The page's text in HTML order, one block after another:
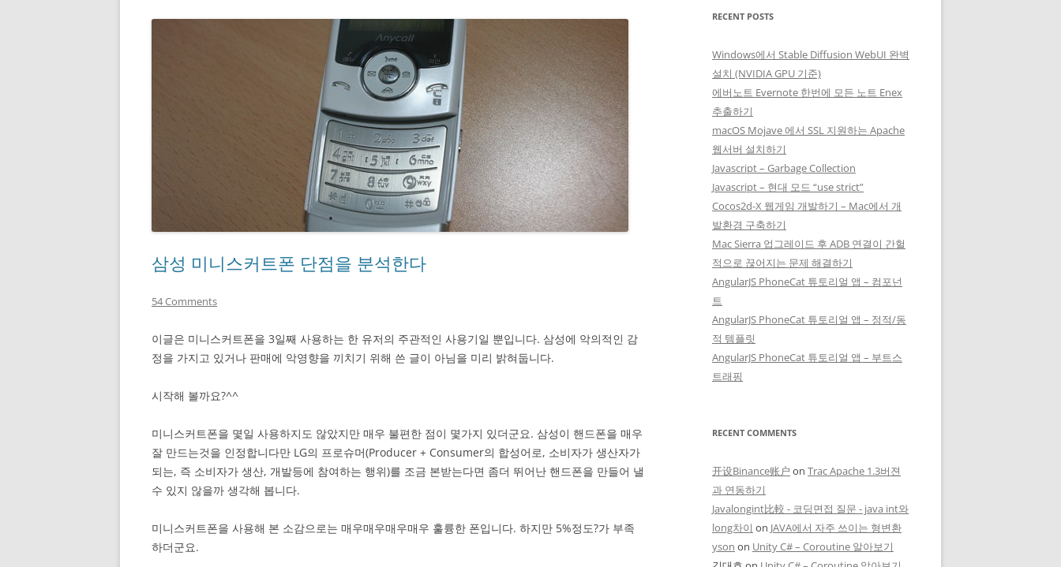
삼성 미니스커트폰 단점을 분석한다
54 Comments
이글은 미니스커트폰을 3일째 사용하는 한 유저의 주관적인 사용기일 뿐입니다. 삼성에 악의적인 감
정을 가지고 있거나 판매에 악영향을 끼치기 위해 쓴 글이 아님을 미리 밝혀둡니다.
시작해 볼까요?^^
미니스커트폰을 몇일 사용하지도 않았지만 매우 불편한 점이 몇가지 있더군요. 삼성이 핸드폰을 매우
잘 만드는것을 인정합니다만 LG의 프로슈머(Producer + Consumer의 합성어로, 소비자가 생산자가
되는, 즉 소비자가 생산, 개발등에 참여하는 행위)를 조금 본받는다면 좀더 뛰어난 핸드폰을 만들어 낼
수 있지 않을까 생각해 봅니다.
미니스커트폰을 사용해 본 소감으로는 매우매우매우매우 훌륭한 폰입니다. 하지만 5%정도?가 부족
하더군요.
RECENT POSTS
Windows에서 Stable Diffusion WebUI 완벽
설치 (NVIDIA GPU 기준)
에버노트 Evernote 한번에 모든 노트 Enex
추출하기
macOS Mojave 에서 SSL 지원하는 Apache
웹서버 설치하기
Javascript – Garbage Collection
Javascript – 현대 모드 “use strict”
Cocos2d-X 웹게임 개발하기 – Mac에서 개
발환경 구축하기
Mac Sierra 업그레이드 후 ADB 연결이 간헐
적으로 끊어지는 문제 해결하기
AngularJS PhoneCat 튜토리얼 앱 – 컴포넌
트
AngularJS PhoneCat 튜토리얼 앱 – 정적/동
적 템플릿
AngularJS PhoneCat 튜토리얼 앱 – 부트스
트래핑
RECENT COMMENTS
开设Binance账户 on Trac Apache 1.3버젼
과 연동하기
Javalongint比較 - 코딩면접 질문 - java int와
long차이 on JAVA에서 자주 쓰이는 형변환
yson on Unity C# – Coroutine 알아보기